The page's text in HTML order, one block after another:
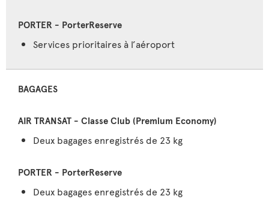
Services prioritaires à l’aéroport
BAGAGES
Deux bagages enregistrés de 23 kg
Deux bagages enregistrés de 23 kg